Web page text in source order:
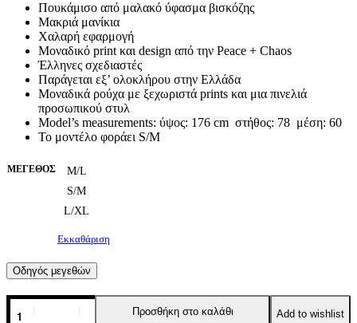
Πουκάμισο από μαλακό ύφασμα βισκόζης
Μακριά μανίκια
Χαλαρή εφαρμογή
Μοναδικό print και design από την Peace + Chaos
Έλληνες σχεδιαστές
Παράγεται εξ’ ολοκλήρου στην Ελλάδα
Μοναδικά ρούχα με ξεχωριστά prints και μια πινελιά
προσωπικού στυλ
Model’s measurements: ύψος: 176 cm στήθος: 78 μέση: 60
Το μοντέλο φοράει S/M
ΜΈΓΕΘΟΣ
M/L
S/M
L/XL
Εκκαθάριση
Οδηγός μεγεθών
WILDFLOWERS
ΠΟΥΚΑΜΙΣΟ
Προσθήκη στο καλάθι Add to wishlist